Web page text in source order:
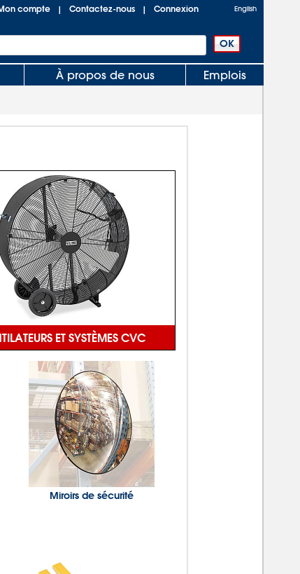
compte | Contactez-nous | Connexion English
À propos de nous Emplois
ET SYSTÈMES CVC
Miroirs de sécurité